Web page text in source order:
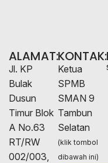
ALAMAT:
Jl. KP
Bulak
Dusun
Timur Blok
A No.63
RT/RW
002/003,
KONTAK:
Ketua
SPMB
SMAN 9
Tambun
Selatan
(klik tombol
dibawah ini)